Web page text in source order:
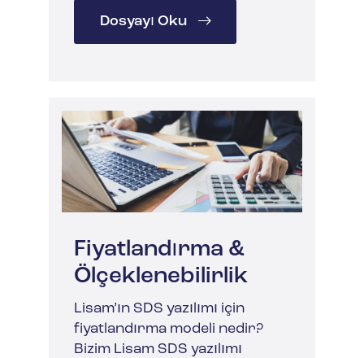
Dosyayı Oku
Fiyatlandırma &
Ölçeklenebilirlik
Lisam’ın SDS yazılımı için
fiyatlandırma modeli nedir?
Bizim Lisam SDS yazılımı